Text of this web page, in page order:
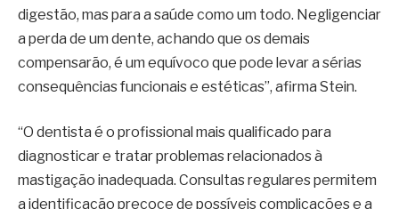
digestão, mas para a saúde como um todo. Negligenciar
a perda de um dente, achando que os demais
compensarão, é um equívoco que pode levar a sérias
consequências funcionais e estéticas”, afirma Stein.
“O dentista é o profissional mais qualificado para
diagnosticar e tratar problemas relacionados à
mastigação inadequada. Consultas regulares permitem
a identificação precoce de possíveis complicações e a